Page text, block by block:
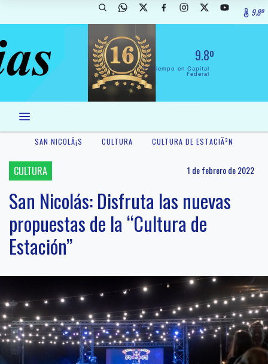
9.8º
9.8º
El Tiempo en Capital
Federal
SAN NICOLÃ¡S CULTURA CULTURA DE ESTACIÃ³N
CULTURA 1 de febrero de 2022
San Nicolás: Disfruta las nuevas
propuestas de la “Cultura de
Estación”